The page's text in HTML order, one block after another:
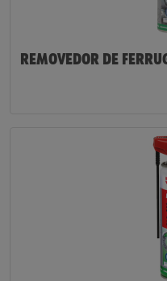
REMOVEDOR DE